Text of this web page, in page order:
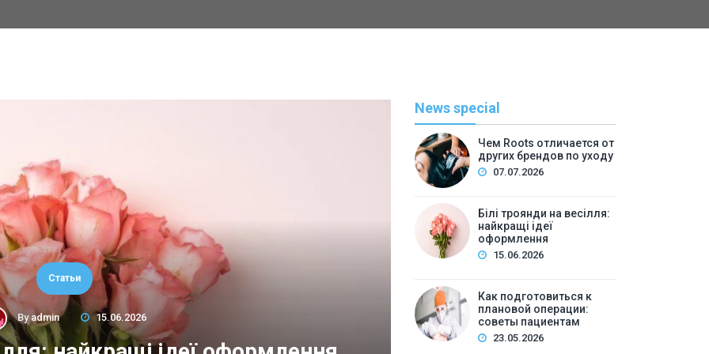
Статьи
By admin 15.06.2026
Как подготовиться к
News special
Чем Roots отличается от
других брендов по уходу
07.07.2026
Білі троянди на весілля:
найкращі ідеї
оформлення
15.06.2026
Как подготовиться к
плановой операции:
советы пациентам
23.05.2026